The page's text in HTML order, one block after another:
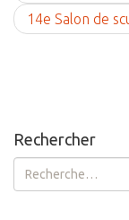
14e Salon de
Rechercher
Rechercher :